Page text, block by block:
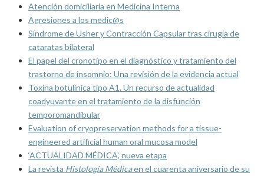
Atención domiciliaria en Medicina Interna
Agresiones a los medic@s
Síndrome de Usher y Contracción Capsular tras cirugía de
cataratas bilateral
El papel del cronotipo en el diagnóstico y tratamiento del
trastorno de insomnio: Una revisión de la evidencia actual
Toxina botulínica tipo A1. Un recurso de actualidad
coadyuvante en el tratamiento de la disfunción
temporomandibular
Evaluation of cryopreservation methods for a tissue-
engineered artificial human oral mucosa model
‘ACTUALIDAD MÉDICA’, nueva etapa
La revista Histología Médicaen el cuarenta aniversario de su